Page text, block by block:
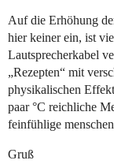
Auf die Erhöhung
hier keiner ein, ist
Lautsprecherkabel
„Rezepten“ mit
physikalischen
paar °C reichliche
feinfühlige
Gruß